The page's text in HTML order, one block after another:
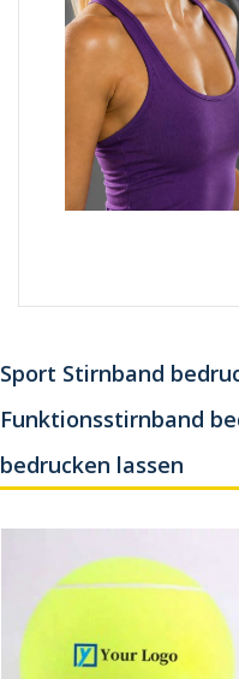
Sport Stirnband
Funktionsstirnband
bedrucken lassen